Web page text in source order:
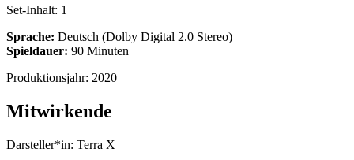
Set-Inhalt: 1
Sprache: Deutsch (Dolby Digital 2.0 Stereo)
Spieldauer: 90 Minuten
Produktionsjahr: 2020
Mitwirkende
Darsteller*in: Terra X